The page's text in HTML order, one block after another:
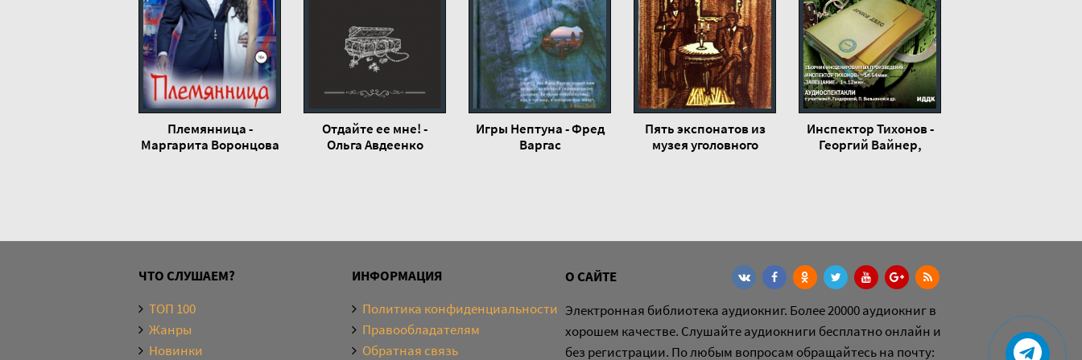
Племянница -
Маргарита Воронцова
Отдайте ее мне! -
Ольга Авдеенко
Игры Нептуна - Фред
Варгас
Пять экспонатов из
музея уголовного
Инспектор Тихонов -
Георгий Вайнер,
ЧТО СЛУШАЕМ?
ТОП 100
Жанры
Новинки
ИНФОРМАЦИЯ
Политика конфиденциальности
Правообладателям
Обратная связь
О САЙТЕ
Электронная библиотека аудиокниг. Более 20000 аудиокниг в
хорошем качестве. Слушайте аудиокниги бесплатно онлайн и
без регистрации. По любым вопросам обращайтесь на почту: